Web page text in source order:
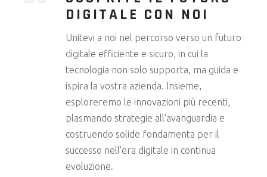
DIGITALE CON NOI
Unitevi a noi nel percorso verso un futuro
digitale efficiente e sicuro, in cui la
tecnologia non solo supporta, ma guida e
ispira la vostra azienda. Insieme,
esploreremo le innovazioni più recenti,
plasmando strategie all'avanguardia e
costruendo solide fondamenta per il
successo nell'era digitale in continua
evoluzione.